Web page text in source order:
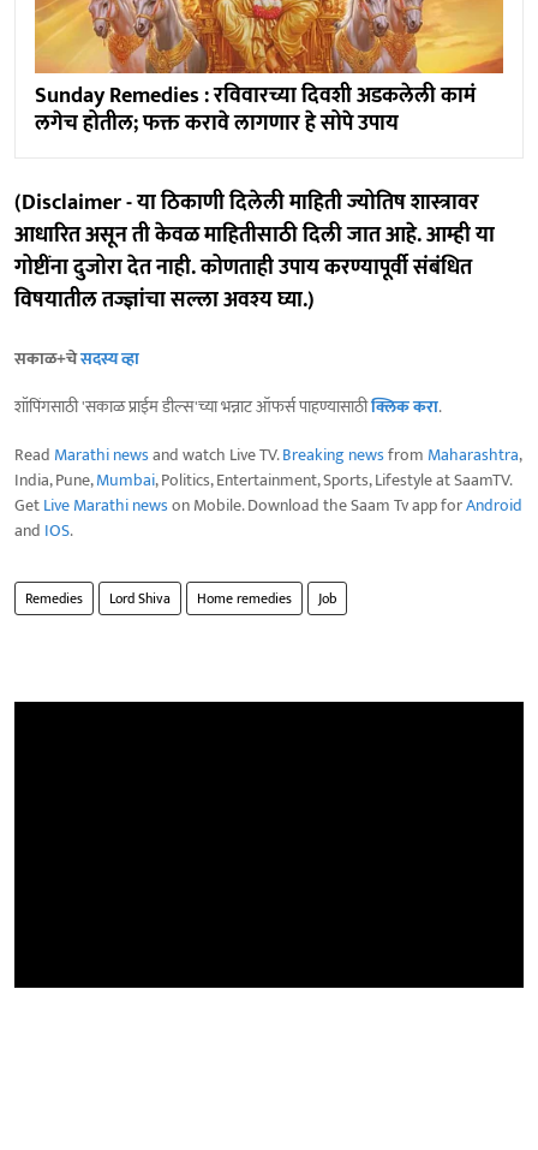
Sunday Remedies : रविवारच्या दिवशी अडकलेली कामं
लगेच होतील; फक्त करावे लागणार हे सोपे उपाय
(Disclaimer - या ठिकाणी दिलेली माहिती ज्योतिष शास्त्रावर
आधारित असून ती केवळ माहितीसाठी दिली जात आहे. आम्ही या
गोष्टींना दुजोरा देत नाही. कोणताही उपाय करण्यापूर्वी संबंधित
विषयातील तज्ज्ञांचा सल्ला अवश्य घ्या.)
सकाळ+चेसदस्य व्हा
शॉपिंगसाठी 'सकाळ प्राईम डील्स'च्या भन्नाट ऑफर्स पाहण्यासाठीक्लिक करा.
Read Marathi newsand watch Live TV.Breaking newsfrom Maharashtra,
India, Pune,Mumbai, Politics, Entertainment, Sports, Lifestyle at SaamTV.
GetLive Marathi newson Mobile. Download the Saam Tv app forAndroid
and IOS.
Remedies Lord Shiva Home remedies Job